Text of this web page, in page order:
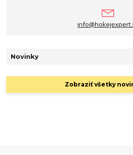
Novinky
Zobraziť všetky